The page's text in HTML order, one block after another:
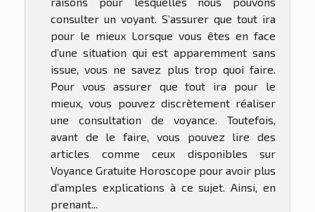
consulter un voyant. S’assurer que tout ira
pour le mieux Lorsque vous êtes en face
d’une situation qui est apparemment sans
issue, vous ne savez plus trop quoi faire.
Pour vous assurer que tout ira pour le
mieux, vous pouvez discrètement réaliser
une consultation de voyance. Toutefois,
avant de le faire, vous pouvez lire des
articles comme ceux disponibles sur
Voyance Gratuite Horoscope pour avoir plus
d’amples explications à ce sujet. Ainsi, en
prenant...